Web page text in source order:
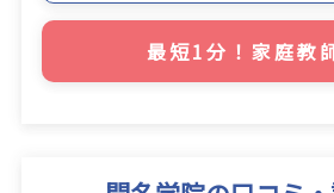
最短1分！家庭教